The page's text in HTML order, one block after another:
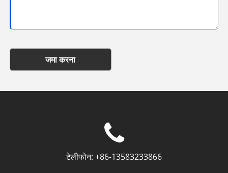
जमा करना
टेलीफोन: +86-13583233866